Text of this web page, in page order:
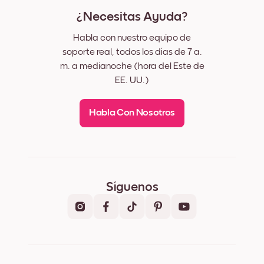
¿Necesitas Ayuda?
Habla con nuestro equipo de
soporte real, todos los días de 7 a.
m. a medianoche (hora del Este de
EE. UU.)
Habla Con Nosotros
Síguenos